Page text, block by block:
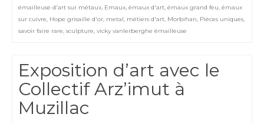
émailleuse d'art sur métaux, Emaux, émaux d'art, émaux grand feu, émaux
sur cuivre, Hope grisaille d'or, metal, métiers d'art, Morbihan, Pièces uniques,
savoir faire rare, sculpture, vicky vanlerberghe émailleuse
Exposition d’art avec le
Collectif Arz’imut à
Muzillac